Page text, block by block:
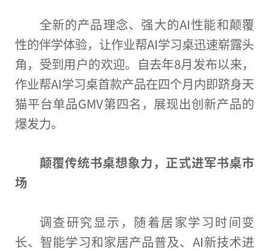
全新的产品理念、强大的AI性能和颠覆
性的伴学体验，让作业帮AI学习桌迅速崭露头
角，受到用户的欢迎。自去年8月发布以来，
作业帮AI学习桌首款产品在四个月内即跻身天
猫平台单品GMV第四名，展现出创新产品的
爆发力。
颠覆传统书桌想象力，正式进军书桌市
场
调查研究显示，随着居家学习时间变
长、智能学习和家居产品普及、AI新技术进